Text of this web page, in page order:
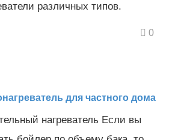
различных типов.
0
для частного дома
нагреватель Если вы